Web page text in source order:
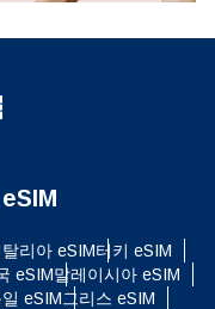
탈리아 eSIM터키 eSIM
eSIM말레이시아 eSIM
eSIM그리스 eSIM